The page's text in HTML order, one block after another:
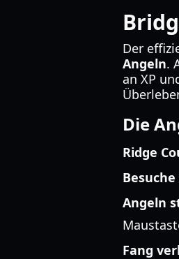
Der
Angeln.
an XP
Die
Ridge
Angeln
Fang